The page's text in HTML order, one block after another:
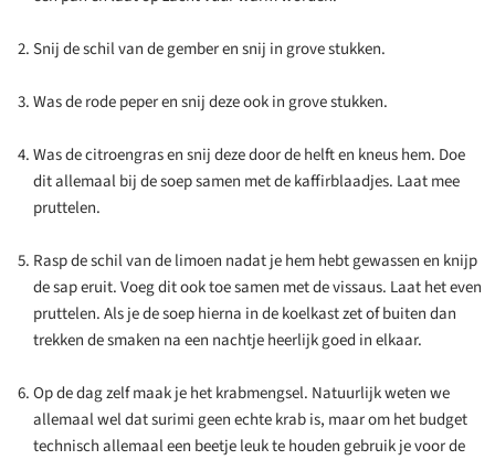
Snij de schil van de gember en snij in grove stukken.
Was de rode peper en snij deze ook in grove stukken.
Was de citroengras en snij deze door de helft en kneus hem. Doe
dit allemaal bij de soep samen met de kaffirblaadjes. Laat mee
pruttelen.
Rasp de schil van de limoen nadat je hem hebt gewassen en knijp
de sap eruit. Voeg dit ook toe samen met de vissaus. Laat het even
pruttelen. Als je de soep hierna in de koelkast zet of buiten dan
trekken de smaken na een nachtje heerlijk goed in elkaar.
Op de dag zelf maak je het krabmengsel. Natuurlijk weten we
allemaal wel dat surimi geen echte krab is, maar om het budget
technisch allemaal een beetje leuk te houden gebruik je voor de